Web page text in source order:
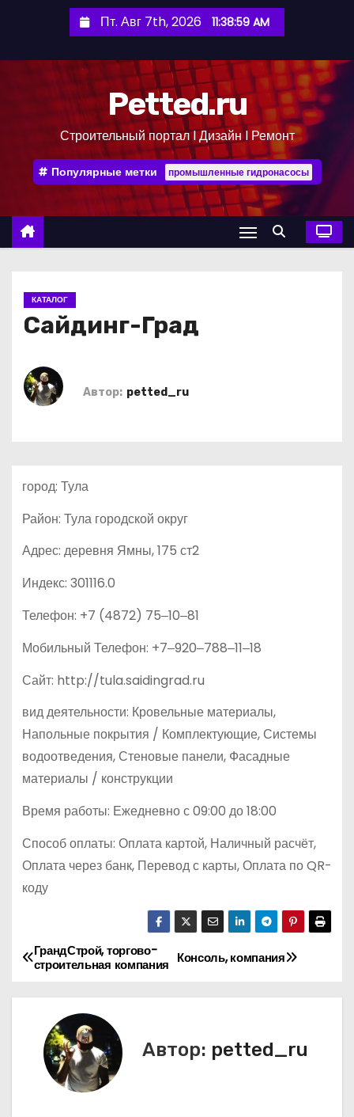
е
Пт. Авг 7th, 2026 11:39:00 AM
Petted.ru
Строительный портал l Дизайн l Ремонт
Популярные метки промышленные гидронасосы
КАТАЛОГ
Сайдинг-Град
Автор: petted_ru
город: Тула
Район: Тула городской округ
Адрес: деревня Ямны, 175 ст2
Индекс: 301116.0
Телефон: +7 (4872) 75‒10‒81
Мобильный Телефон: +7‒920‒788‒11‒18
Сайт: http://tula.saidingrad.ru
вид деятельности: Кровельные материалы,
Напольные покрытия / Комплектующие, Системы
водоотведения, Стеновые панели, Фасадные
материалы / конструкции
Время работы: Ежедневно с 09:00 до 18:00
Способ оплаты: Оплата картой, Наличный расчёт,
Оплата через банк, Перевод с карты, Оплата по QR-
коду
Н
а
Консоль, компания
ГрандСтрой, торгово-
строительная компания
Автор: petted_ru